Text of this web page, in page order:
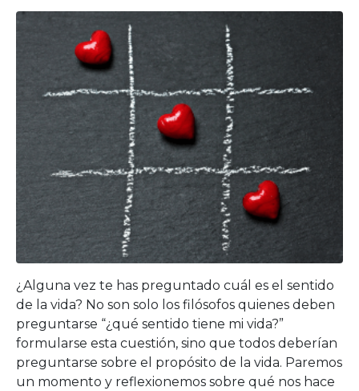
¿Alguna vez te has preguntado cuál es el sentido
de la vida? No son solo los filósofos quienes deben
preguntarse “¿qué sentido tiene mi vida?”
formularse esta cuestión, sino que todos deberían
preguntarse sobre el propósito de la vida. Paremos
un momento y reflexionemos sobre qué nos hace